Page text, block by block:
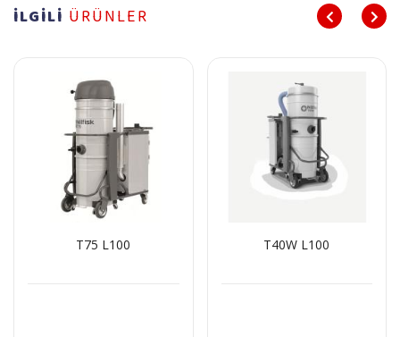
İLGİLİ ÜRÜNLER
T75 L100 T40W L100